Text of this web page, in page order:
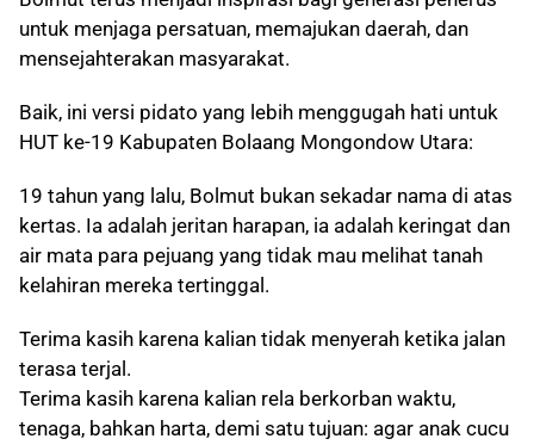
untuk menjaga persatuan, memajukan daerah, dan
mensejahterakan masyarakat.
Baik, ini versi pidato yang lebih menggugah hati untuk
HUT ke-19 Kabupaten Bolaang Mongondow Utara:
19 tahun yang lalu, Bolmut bukan sekadar nama di atas
kertas. Ia adalah jeritan harapan, ia adalah keringat dan
air mata para pejuang yang tidak mau melihat tanah
kelahiran mereka tertinggal.
Terima kasih karena kalian tidak menyerah ketika jalan
terasa terjal.
Terima kasih karena kalian rela berkorban waktu,
tenaga, bahkan harta, demi satu tujuan: agar anak cucu